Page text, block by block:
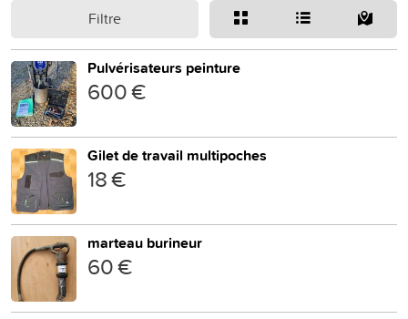
Filtre
Pulvérisateurs peinture
600 €
Gilet de travail multipoches
18 €
marteau burineur
60 €